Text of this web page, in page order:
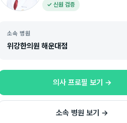
✓ 신원 검증
소속 병원
위강한의원 해운대점
의사 프로필 보기 →
소속 병원 보기 →